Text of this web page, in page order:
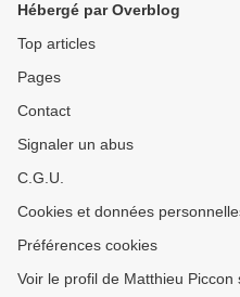
Hébergé par Overblog
Top articles
Pages
Contact
Signaler un abus
C.G.U.
Cookies et données
Préférences cookies
Voir le profil de Matthieu